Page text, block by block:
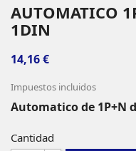
AUTOMATICO
1DIN
14,16 €
Impuestos incluidos
Automatico de 1P+N
Cantidad